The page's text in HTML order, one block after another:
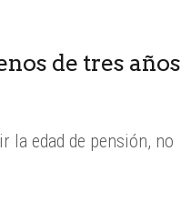
de tres años
la edad de pensión, no